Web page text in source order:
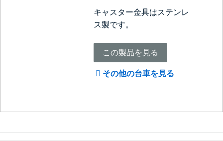
キャスター金具はステンレ
ス製です。
この製品を見る
その他の台車を見る